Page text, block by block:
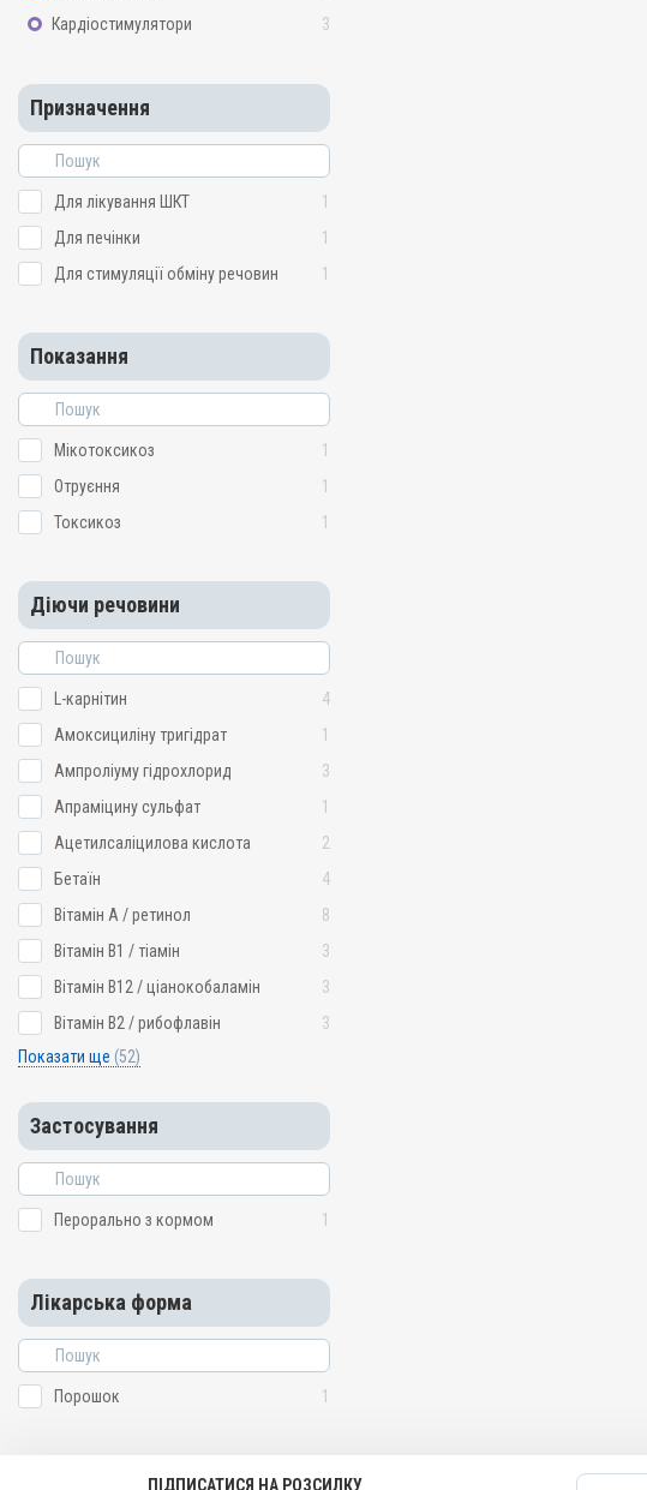
Кардіостимулятори
3
Призначення
Для лікування ШКТ
1
Для печінки
1
Для стимуляції обміну речовин
1
Показання
Мікотоксикоз
1
Отруєння
1
Токсикоз
1
Діючи речовини
L-карнітин
4
Амоксициліну тригідрат
1
Ампроліуму гідрохлорид
3
Апраміцину сульфат
1
Ацетилсаліцилова кислота
2
Бетаїн
4
Вітамін A / ретинол
8
Вітамін B1 / тіамін
3
Вітамін B12 / ціанокобаламін
3
Вітамін B2 / рибофлавін
3
Показати ще (52)
Застосування
Перорально з кормом 1
Лікарська форма
Порошок 1
ПІДПИСАТИСЯ НА РОЗСИЛКУ